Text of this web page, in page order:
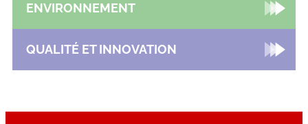
ENVIRONNEMENT
QUALITÉ ET INNOVATION